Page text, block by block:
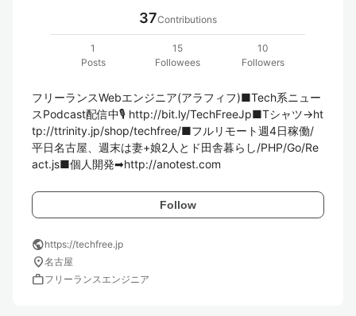
37Contributions
1
Posts
15
Followees
10
Followers
フリーランスWebエンジニア(アラフィフ)■Tech系ニュー
スPodcast配信中🎙 http://bit.ly/TechFreeJp■Tシャツ→ht
tp://ttrinity.jp/shop/techfree/■フルリモート週4日稼働/
平日名古屋、週末は妻+娘2人とド田舎暮らし/PHP/Go/Re
act.js■個人開発➡http://anotest.com
Follow
publichttps://techfree.jp
location_on名古屋
workフリーランスエンジニア